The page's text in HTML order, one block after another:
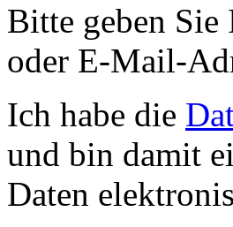
Bitte geben Sie
oder E-Mail-
Ich habe die
und bin damit
Daten